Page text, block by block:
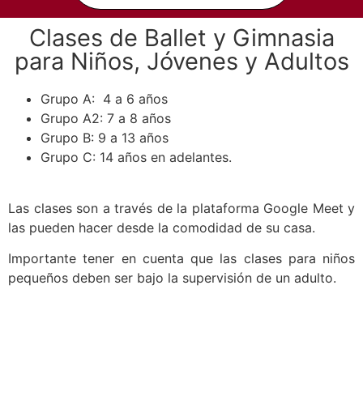
Clases de Ballet y Gimnasia
para Niños, Jóvenes y Adultos
Grupo A: 4 a 6 años
Grupo A2: 7 a 8 años
Grupo B: 9 a 13 años
Grupo C: 14 años en adelantes.
Las clases son a través de la plataforma Google Meet y
las pueden hacer desde la comodidad de su casa.
Importante tener en cuenta que las clases para niños
pequeños deben ser bajo la supervisión de un adulto.